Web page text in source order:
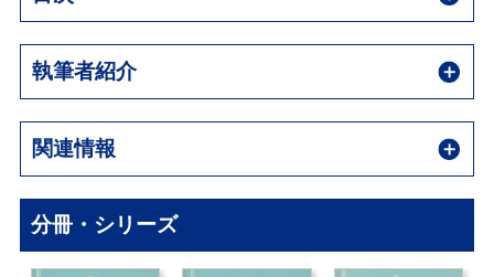
執筆者紹介
関連情報
分冊・シリーズ